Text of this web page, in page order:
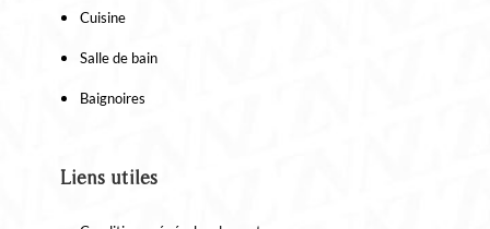
Cuisine
Salle de bain
Baignoires
Liens utiles